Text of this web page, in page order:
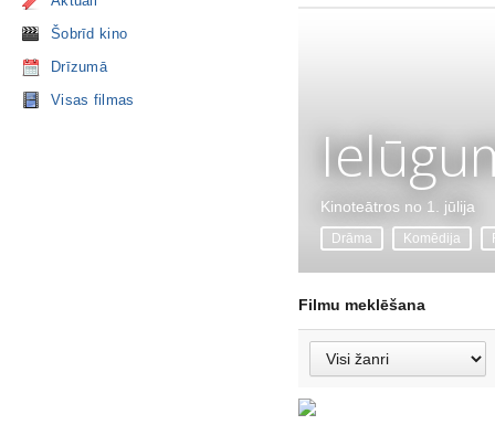
Šobrīd kino
Drīzumā
Visas filmas
Kinoteātros no 1. jūlija
Drāma Komēdija
Filmu meklēšana